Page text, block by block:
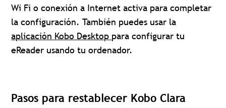
Wi Fi o conexión a Internet activa para completar
la configuración. También puedes usar la
aplicación Kobo Desktop para configurar tu
eReader usando tu ordenador.
Pasos para restablecer Kobo Clara